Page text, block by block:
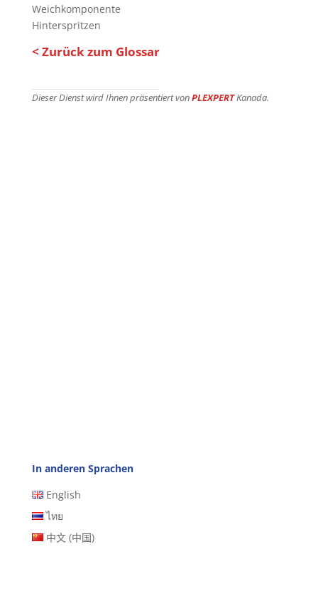
Weichkomponente
Hinterspritzen
< Zurück zum Glossar
Dieser Dienst wird Ihnen präsentiert vonPLEXPERTKanada.
In anderen Sprachen
English
ไทย
中文 (中国)